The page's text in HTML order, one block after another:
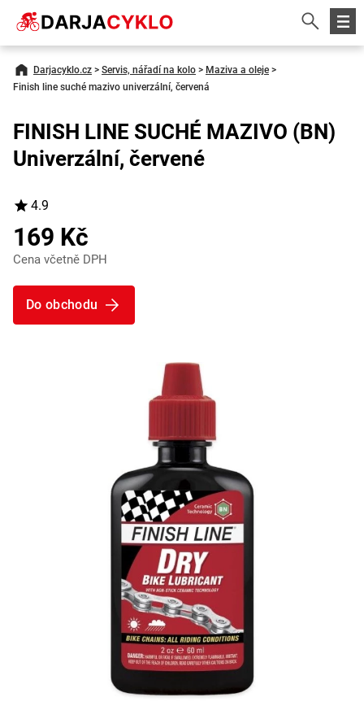
Darjacyklo.cz > Servis, nářadí na kolo > Maziva a oleje >
Finish line suché mazivo univerzální, červená
FINISH LINE SUCHÉ MAZIVO (BN)
Univerzální, červené
4.9
169 Kč
Cena včetně DPH
Do obchodu